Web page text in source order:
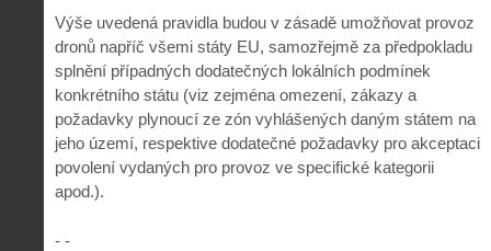
Výše uvedená pravidla budou v zásadě umožňovat provoz
dronů napříč všemi státy EU, samozřejmě za předpokladu
splnění případných dodatečných lokálních podmínek
konkrétního státu (viz zejména omezení, zákazy a
požadavky plynoucí ze zón vyhlášených daným státem na
jeho území, respektive dodatečné požadavky pro akceptaci
povolení vydaných pro provoz ve specifické kategorii
apod.).
- -